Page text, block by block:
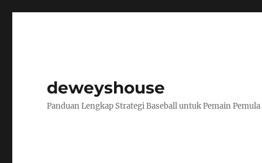
deweyshouse
Panduan Lengkap Strategi Baseball untuk Pemain Pemula